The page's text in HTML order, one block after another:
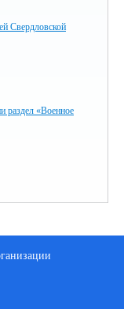
Свердловской
раздел «Военное